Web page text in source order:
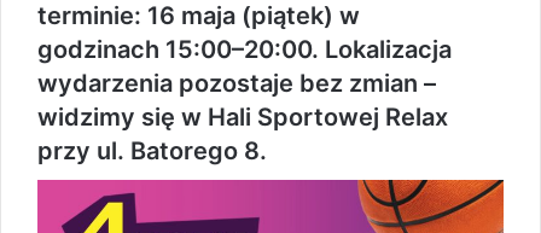
terminie: 16 maja (piątek) w
godzinach 15:00–20:00. Lokalizacja
wydarzenia pozostaje bez zmian –
widzimy się w Hali Sportowej Relax
przy ul. Batorego 8.